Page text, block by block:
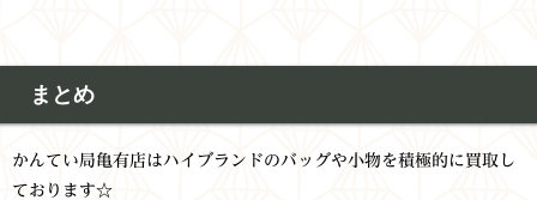
まとめ
かんてい局亀有店はハイブランドのバッグや小物を積極的に買取し
ております☆